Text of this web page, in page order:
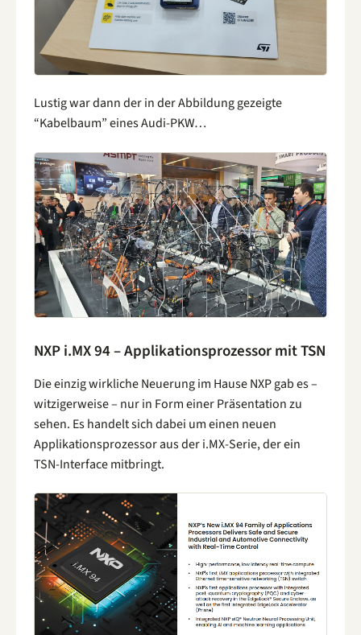
Lustig war dann der in der Abbildung gezeigte
“Kabelbaum” eines Audi-PKW…
NXP i.MX 94 – Applikationsprozessor mit TSN
Die einzig wirkliche Neuerung im Hause NXP gab es –
witzigerweise – nur in Form einer Präsentation zu
sehen. Es handelt sich dabei um einen neuen
Applikationsprozessor aus der i.MX-Serie, der ein
TSN-Interface mitbringt.